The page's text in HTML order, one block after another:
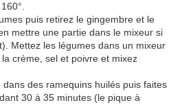
puis retirez le gingembre et le
mettre une partie dans le mixeur si
Mettez les légumes dans un mixeur
crème, sel et poivre et mixez
des ramequins huilés puis faites
30 à 35 minutes (le pique à